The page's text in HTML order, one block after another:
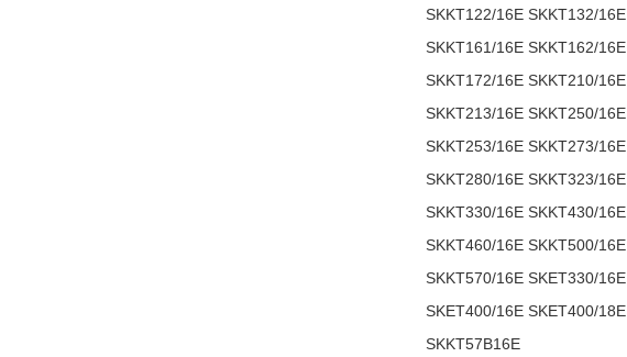
SKKT122/16E SKKT132/16E
SKKT161/16E SKKT162/16E
SKKT172/16E SKKT210/16E
SKKT213/16E SKKT250/16E
SKKT253/16E SKKT273/16E
SKKT280/16E SKKT323/16E
SKKT330/16E SKKT430/16E
SKKT460/16E SKKT500/16E
SKKT570/16E SKET330/16E
SKET400/16E SKET400/18E
SKKT57B16E